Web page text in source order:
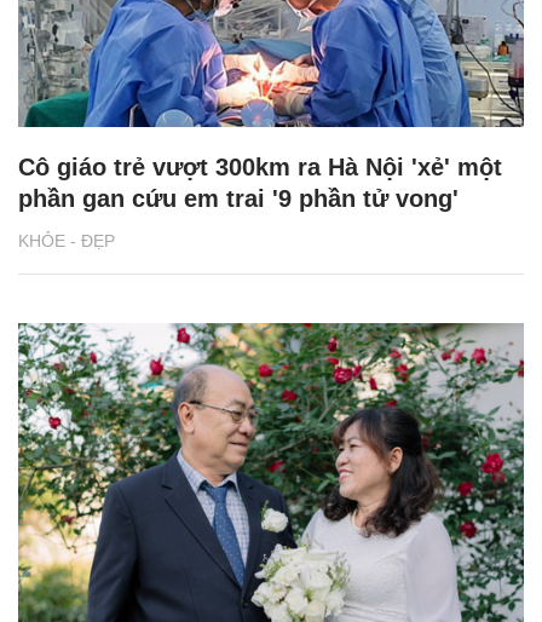
KHỎE - ĐẸP
Cô giáo trẻ vượt 300km ra Hà Nội 'xẻ' một
phần gan cứu em trai '9 phần tử vong'